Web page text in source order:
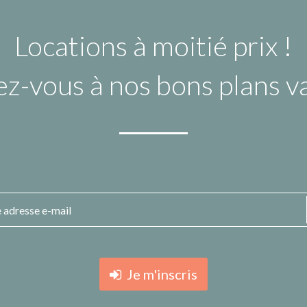
Locations à moitié prix !
vous à nos bons plans
Je m'inscris